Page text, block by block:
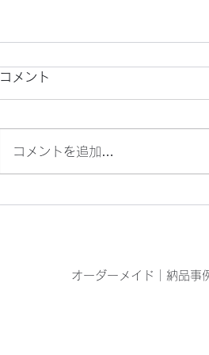
目の青いオニヤンマを見つけ
コメント
コメントを追加…
オーダーメイド 納品事